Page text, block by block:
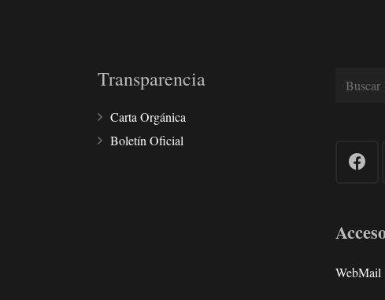
Transparencia
Carta Orgánica
Boletín Oficial
Buscar:
WebMail